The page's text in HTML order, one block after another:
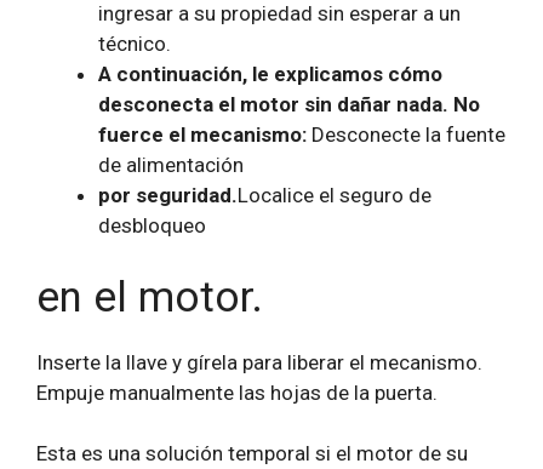
ingresar a su propiedad sin esperar a un
técnico.
A continuación, le explicamos cómo
desconecta el motor sin dañar nada. No
fuerce el mecanismo: Desconecte la fuente
de alimentación
por seguridad.Localice el seguro de
desbloqueo
en el motor.
Inserte la llave y gírela para liberar el mecanismo.
Empuje manualmente las hojas de la puerta.
Esta es una solución temporal si el motor de su